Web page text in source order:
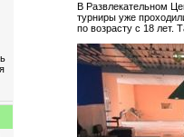
В Развлекательном
турниры уже
по возрасту с 18 лет.